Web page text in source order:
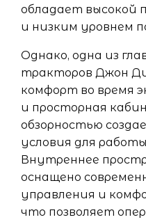
обладает высокой
и низким уровнем
Однако, одна из
тракторов Джон
комфорт во время
и просторная
обзорностью
условия для
Внутреннее
оснащено
управления и
что позволяет